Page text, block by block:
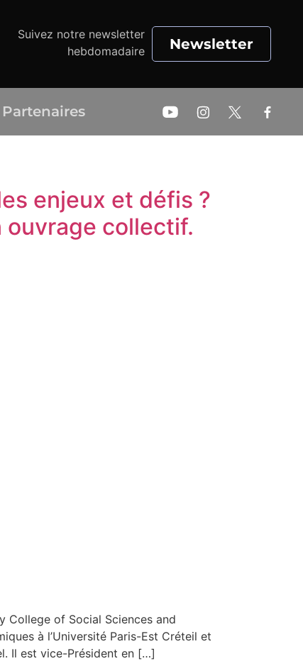
Suivez notre newsletter
hebdomadaire
Newsletter
Partenaires
enjeux et défis ?
ouvrage collectif.
College of Social Sciences and
à l’Université Paris-Est Créteil et
Il est vice-Président en […]